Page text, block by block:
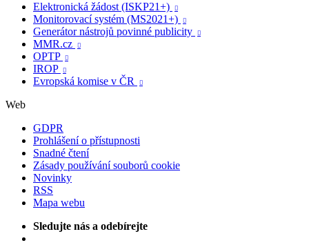
Elektronická žádost (ISKP21+)

Monitorovací systém (MS2021+) 
Generátor nástrojů povinné publicity 
MMR.cz 
OPTP 
IROP 
Evropská komise v ČR 
Web
GDPR
Prohlášení o přístupnosti
Snadné čtení
Zásady používání souborů cookie
Novinky
RSS
Mapa webu
Sledujte nás a odebírejte